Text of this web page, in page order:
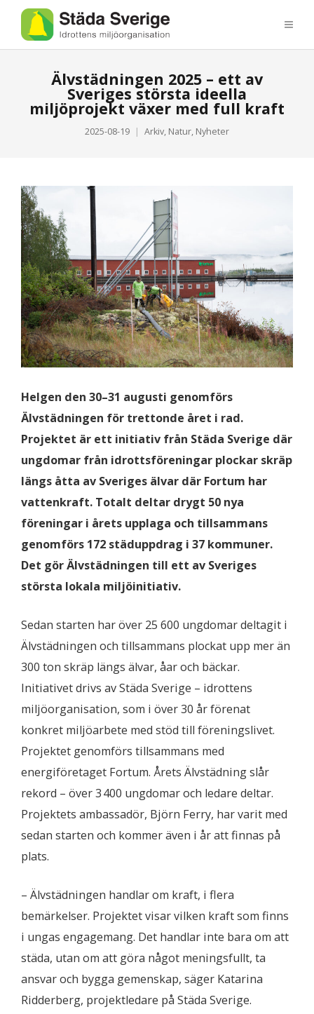
Älvstädningen 2025 – ett av
Sveriges största ideella
miljöprojekt växer med full kraft
2025-08-19 Arkiv, Natur, Nyheter
Helgen den 30–31 augusti genomförs
Älvstädningen för trettonde året i rad.
Projektet är ett initiativ från Städa Sverige där
ungdomar från idrottsföreningar plockar skräp
längs åtta av Sveriges älvar där Fortum har
vattenkraft. Totalt deltar drygt 50 nya
föreningar i årets upplaga och tillsammans
genomförs 172 städuppdrag i 37 kommuner.
Det gör Älvstädningen till ett av Sveriges
största lokala miljöinitiativ.
Sedan starten har över 25 600 ungdomar deltagit i
Älvstädningen och tillsammans plockat upp mer än
300 ton skräp längs älvar, åar och bäckar.
Initiativet drivs av Städa Sverige – idrottens
miljöorganisation, som i över 30 år förenat
konkret miljöarbete med stöd till föreningslivet.
Projektet genomförs tillsammans med
energiföretaget Fortum. Årets Älvstädning slår
rekord – över 3 400 ungdomar och ledare deltar.
Projektets ambassadör, Björn Ferry, har varit med
sedan starten och kommer även i år att finnas på
plats.
– Älvstädningen handlar om kraft, i flera
bemärkelser. Projektet visar vilken kraft som finns
i ungas engagemang. Det handlar inte bara om att
städa, utan om att göra något meningsfullt, ta
ansvar och bygga gemenskap, säger Katarina
Ridderberg, projektledare på Städa Sverige.